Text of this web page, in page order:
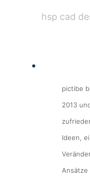
hsp cad
pictibe
2013
Ideen,